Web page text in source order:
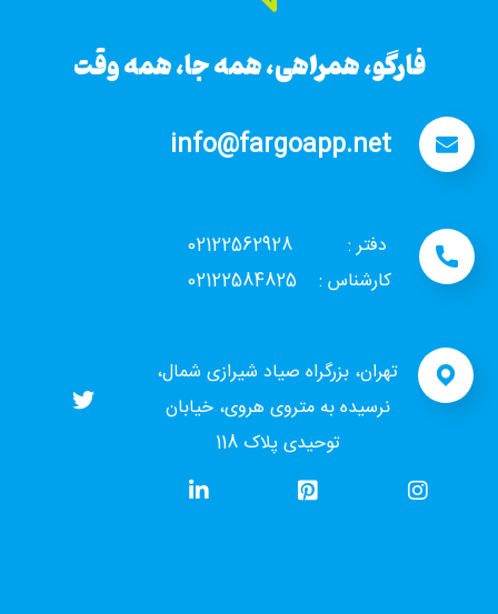
فارگو، همراهی، همه جا، همه وقت
info@fargoapp.net
دفتر : 02122562928
کارشناس : 02122584825
تهران، بزرگراه صیاد شیرازی شمال،
نرسیده به متروی هروی، خیابان
توحیدی پلاک 118